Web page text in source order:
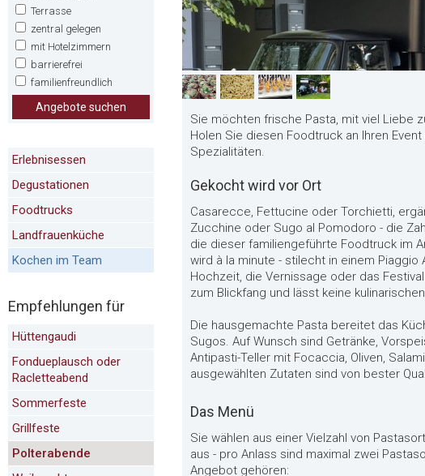
Terrasse
zentral gelegen
mit Hotelzimmern
barrierefrei
familienfreundlich
Angebote suchen
Erlebnisessen
Degustationen
Foodtrucks
Landfrauenküche
Kochen im Team
Empfehlungen für
Hüttengaudi
Fondueplausch oder
Racletteabend
Sommerfeste
Grillfeste
Polterabende
Sie möchten frische Pasta, mit viel Liebe
Holen Sie diesen Foodtruck an Ihren
Spezialitäten.
Gekocht wird vor Ort
Casarecce, Fettucine oder Torchietti,
Zucchine oder Sugo al Pomodoro - die
die dieser familiengeführte Foodtruck im
wird à la minute - stilecht in einem Piaggio
Hochzeit, die Vernissage oder das
zum Blickfang und lässt keine
Die hausgemachte Pasta bereitet das
Sugos. Auf Wunsch sind Getränke,
Antipasti-Teller mit Focaccia, Oliven,
ausgewählten Zutaten sind von bester
Das Menü
Sie wählen aus einer Vielzahl von
aus - pro Anlass sind maximal zwei
Angebot gehören: